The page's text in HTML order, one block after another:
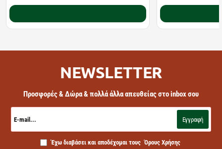
NEWSLETTER
Προσφορές & Δώρα & πολλά άλλα απευθείας στο inbox σου
mail...
Εγγραφή
Έχω διαβάσει και αποδέχομαι τους Όρους Χρήσης